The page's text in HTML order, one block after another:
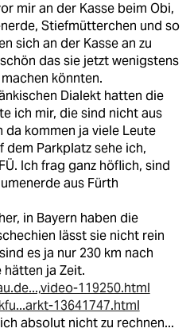
mir an der Kasse beim Obi,
Stiefmütterchen und so
sich an der Kasse an zu
das sie jetzt wenigstens
könnten.
Dialekt hatten die
ich mir, die sind nicht aus
da kommen ja viele Leute
dem Parkplatz sehe ich,
Ich frag ganz höflich, sind
aus Fürth
in Bayern haben die
lässt sie nicht rein
es ja nur 230 km nach
hätten ja Zeit.
119250.html
13641747.html
absolut nicht zu rechnen...